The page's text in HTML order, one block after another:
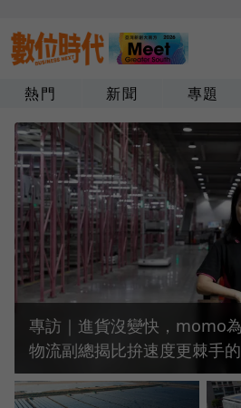
熱門 新聞 專題
專訪｜進貨沒變快，momo
物流副總揭比拚速度更棘手